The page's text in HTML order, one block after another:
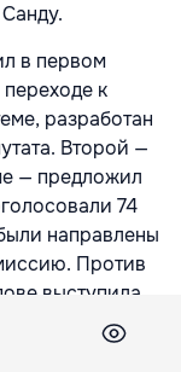
в первом
к
разработан
Второй —
— предложил
74
направлены
Против
выступила
несколько